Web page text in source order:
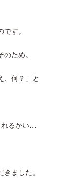
す。
ため。
、何？」と
るかい…
ました。